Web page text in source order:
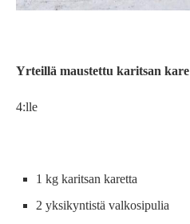
Yrteillä maustettu karitsan kare
4:lle
1 kg karitsan karetta
2 yksikyntistä valkosipulia